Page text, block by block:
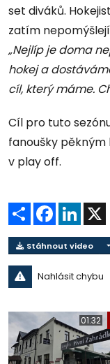
set diváků.
zatím
„Nejlíp je doma
hokej a
cíl, který máme.
Cíl pro tuto
fanoušky
v play off.
Sdílet Facebook
LinkedIn
Stáhnout video
Nahlásit chybu
01:32